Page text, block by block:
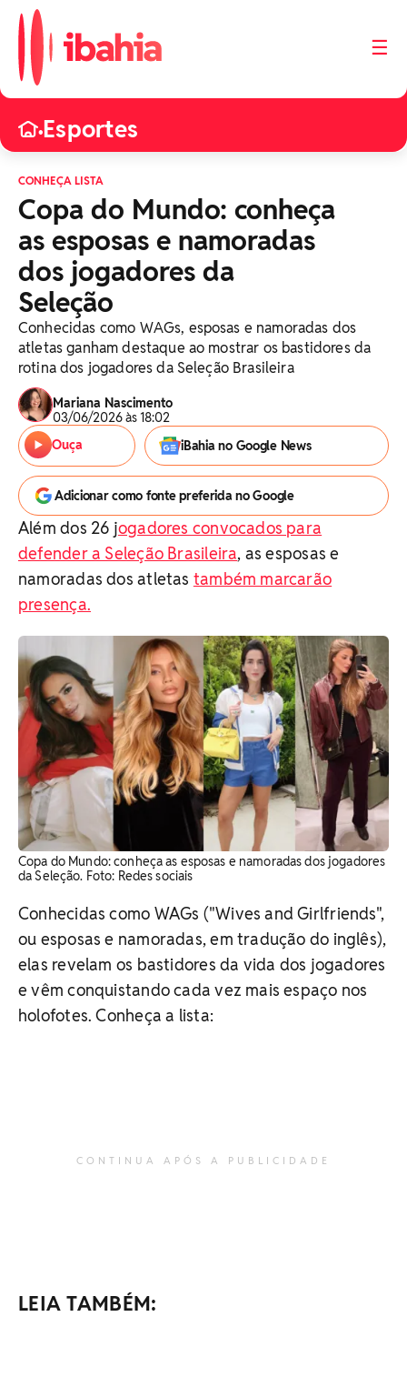
☰
•Esportes
CONHEÇA LISTA
Copa do Mundo: conheça
as esposas e namoradas
dos jogadores da
Seleção
Conhecidas como WAGs, esposas e namoradas dos
atletas ganham destaque ao mostrar os bastidores da
rotina dos jogadores da Seleção Brasileira
Mariana Nascimento
03/06/2026 às 18:02
Ouça
iBahia no Google News
Adicionar como fonte preferida no Google
Além dos 26 jogadores convocados para
defender a Seleção Brasileira, as esposas e
namoradas dos atletas também marcarão
presença.
Copa do Mundo: conheça as esposas e namoradas dos jogadores
da Seleção. Foto: Redes sociais
Conhecidas como WAGs ("Wives and Girlfriends",
ou esposas e namoradas, em tradução do inglês),
elas revelam os bastidores da vida dos jogadores
e vêm conquistando cada vez mais espaço nos
holofotes. Conheça a lista:
CONTINUA APÓS A PUBLICIDADE
LEIA TAMBÉM: